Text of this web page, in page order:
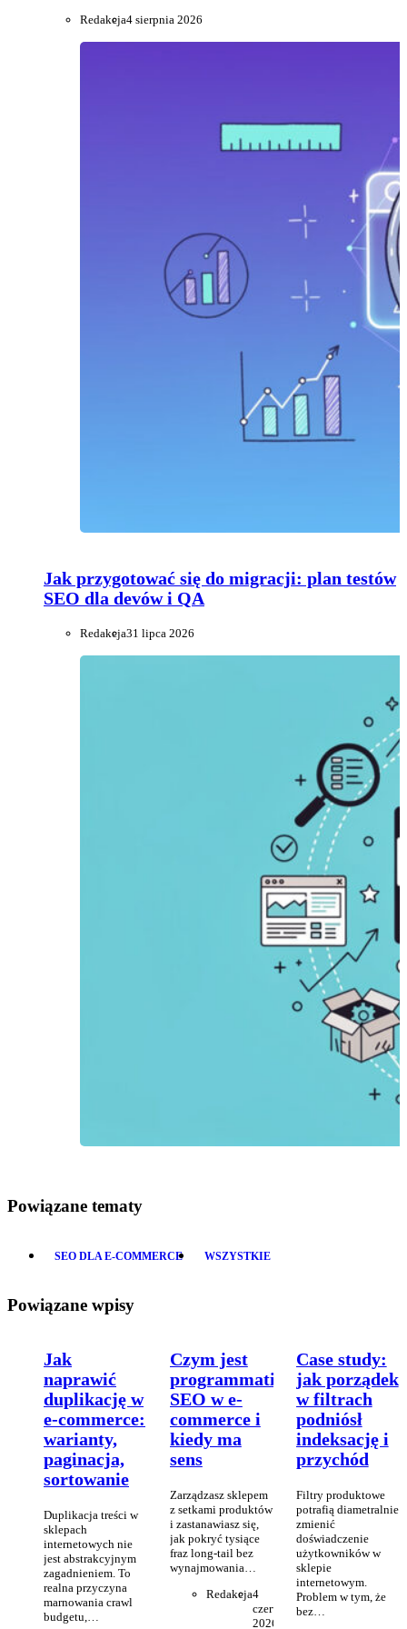
Redakcja4 sierpnia 2026
Jak przygotować się do migracji: plan testów
SEO dla devów i QA
Redakcja31 lipca 2026
Powiązane tematy
SEO DLA E-COMMERCE WSZYSTKIE
Powiązane wpisy
Jak
naprawić
duplikację w
e-commerce:
warianty,
paginacja,
sortowanie
Duplikacja treści w
sklepach
internetowych nie
jest abstrakcyjnym
zagadnieniem. To
realna przyczyna
marnowania crawl
budgetu,…
Czym jest
programmatic
SEO w e-
commerce i
kiedy ma
sens
Zarządzasz sklepem
z setkami produktów
i zastanawiasz się,
jak pokryć tysiące
fraz long-tail bez
wynajmowania…
Redakcja4
czerwca
2026
Case study:
jak porządek
w filtrach
podniósł
indeksację i
przychód
Filtry produktowe
potrafią diametralnie
zmienić
doświadczenie
użytkowników w
sklepie
internetowym.
Problem w tym, że
bez…